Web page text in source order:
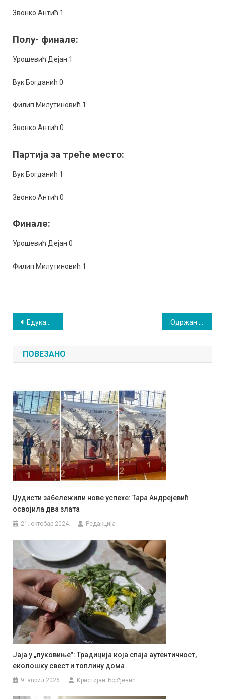
Звонко Антић 1
Полу- финале:
Урошевић Дејан 1
Вук Богданић 0
Филип Милутиновић 1
Звонко Антић 0
Партија за треће место:
Вук Богданић 1
Звонко Антић 0
Финале:
Урошевић Дејан 0
Филип Милутиновић 1
Кретање
чланка
Едукацијом најмлађих у Сокобањи обележен Европски дан борбе против трговине људима
ПОВЕЗАНО
Џудисти забележили нове успехе: Тара Андрејевић
освојила два злата
21. октобар 2024. Редакција
Јаја у „луковињеˮ: Традиција која спаја аутентичност,
еколошку свест и топлину дома
9. април 2026. Кристијан Ђорђевић